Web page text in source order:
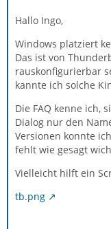
Hallo Ingo,
Windows platziert
Das ist von
rauskonfigurierbar
kannte ich solche
Die FAQ kenne ich,
Dialog nur den
Versionen konnte
fehlt wie gesagt
Vielleicht hilft ein
tb.png